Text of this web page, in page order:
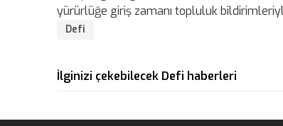
yürürlüğe giriş zamanı topluluk
Defi
İlginizi çekebilecek Defi haberleri